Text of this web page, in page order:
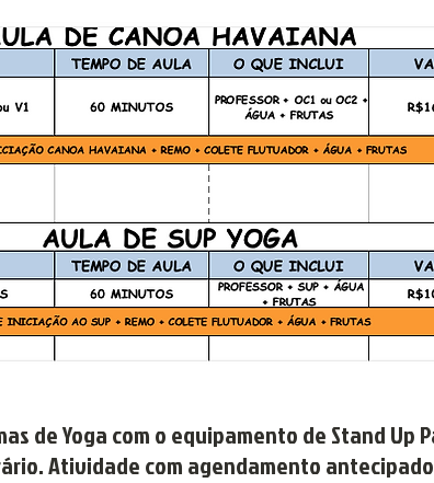
de Yoga com o equipamento de Stand Up
Atividade com agendamento